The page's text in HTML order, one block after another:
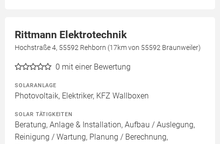
Rittmann Elektrotechnik
Hochstraße 4, 55592 Rehborn (17km von 55592 Braunweiler)
0 mit einer Bewertung
SOLARANLAGE
Photovoltaik, Elektriker, KFZ Wallboxen
SOLAR TÄTIGKEITEN
Beratung, Anlage & Installation, Aufbau / Auslegung,
Reinigung / Wartung, Planung / Berechnung,